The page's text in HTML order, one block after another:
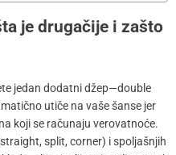
je drugačije i zašto
jedan dodatni džep—double
utiče na vaše šanse jer
koji se računaju verovatnoće.
split, corner) i spoljašnjih